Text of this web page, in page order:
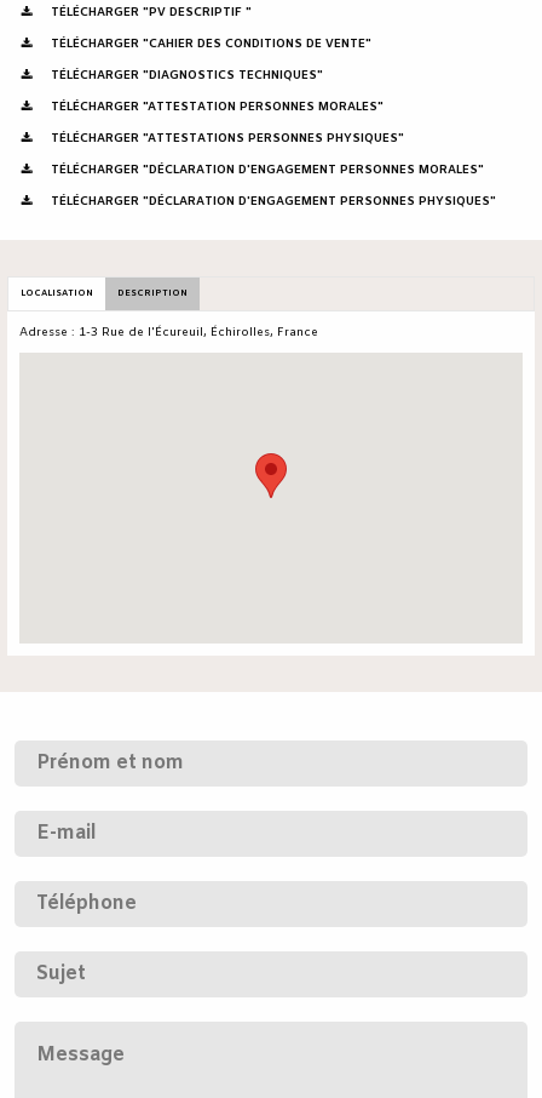
TÉLÉCHARGER "PV DESCRIPTIF "
TÉLÉCHARGER "CAHIER DES CONDITIONS DE VENTE"
TÉLÉCHARGER "DIAGNOSTICS TECHNIQUES"
TÉLÉCHARGER "ATTESTATION PERSONNES MORALES"
TÉLÉCHARGER "ATTESTATIONS PERSONNES PHYSIQUES"
TÉLÉCHARGER "DÉCLARATION D'ENGAGEMENT PERSONNES MORALES"
TÉLÉCHARGER "DÉCLARATION D'ENGAGEMENT PERSONNES PHYSIQUES"
LOCALISATION DESCRIPTION
Adresse : 1-3 Rue de l'Écureuil, Échirolles, France